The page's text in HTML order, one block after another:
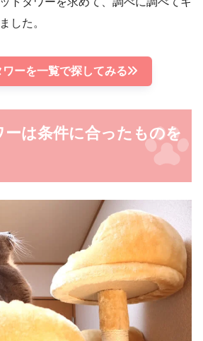
した。
ーを一覧で探してみる
は条件に合ったものを